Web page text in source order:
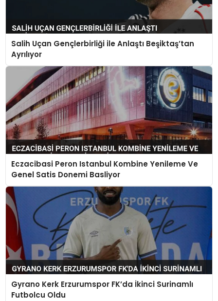
Salih Uçan Gençlerbirliği ile Anlaştı Beşiktaş’tan
Ayrılıyor
Eczacibasi Peron Istanbul Kombine Yenileme Ve
Genel Satis Donemi Basliyor
Gyrano Kerk Erzurumspor FK’da İkinci Surinamlı
Futbolcu Oldu